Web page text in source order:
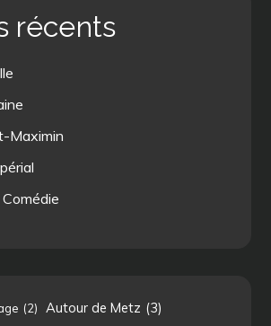
récents
Maximin
(2) Autour de Metz (3)